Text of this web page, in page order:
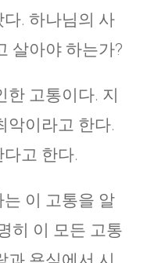
. 하나님의 사
살아야 하는가?
한 고통이다. 지
악이라고 한다.
고 한다.
이 고통을 알
히 이 모든 고통